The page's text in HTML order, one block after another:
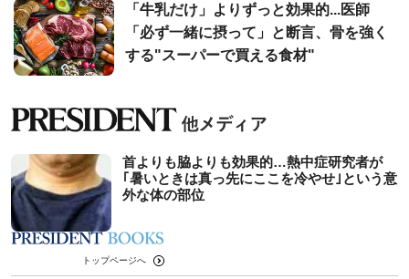
「牛乳だけ」よりずっと効果的...医師
「必ず一緒に摂って」と断言、骨を強く
する"スーパーで買える食材"
首よりも脇よりも効果的…熱中症研究者が
｢暑いときは真っ先にここを冷やせ｣という意
外な体の部位
トップページへ